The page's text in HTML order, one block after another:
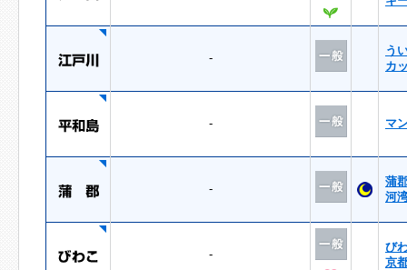
-
う
カ
- マ
-
蒲
河
-
び
京